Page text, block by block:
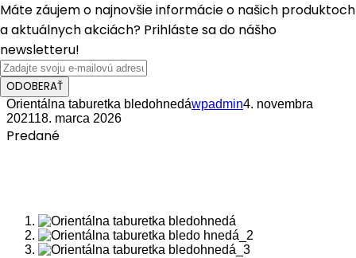
Máte záujem o najnovšie informácie o našich produktoch
a aktuálnych akciách? Prihláste sa do nášho
newsletteru!
ODOBERAŤ
Orientálna taburetka bledohnedáwpadmin4. novembra
202118. marca 2026
Predané